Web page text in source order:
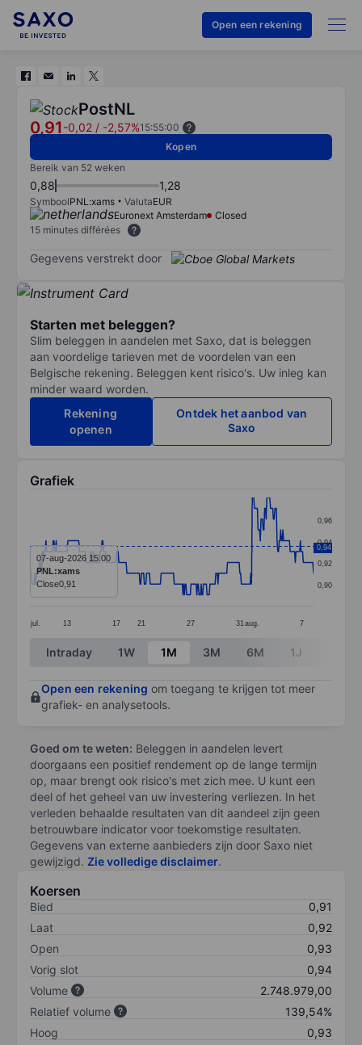
Open een rekening
PostNL
0,91-0,02 / -2,57%15:55:00
Kopen
Bereik van 52 weken
0,88 1,28
SymboolPNL:xams ValutaEUR
Euronext Amsterdam
Closed
15 minutes différées
Gegevens verstrekt door
Starten met beleggen?
Slim beleggen in aandelen met Saxo, dat is beleggen
aan voordelige tarieven met de voordelen van een
Belgische rekening. Beleggen kent risico's. Uw inleg kan
minder waard worden.
Rekening
openen
Ontdek het aanbod van
Saxo
Grafiek
Line chart with 390 data points.
The chart has 1 X axis displaying categories.
The chart has 1 Y axis displaying values. Data
jul. 13 17 21 27 31 aug. 7
0,90
0,92
0,94
0,96
0,94
07-aug-2026 15:00
PNL:xams
Close0,91
End of interactive chart.
Intraday 1W 1M 3M 6M 1J
Open een rekening om toegang te krijgen tot meer
grafiek- en analysetools.
Goed om te weten: Beleggen in aandelen levert
doorgaans een positief rendement op de lange termijn
op, maar brengt ook risico's met zich mee. U kunt een
deel of het geheel van uw investering verliezen. In het
verleden behaalde resultaten van dit aandeel zijn geen
betrouwbare indicator voor toekomstige resultaten.
Gegevens van externe aanbieders zijn door Saxo niet
gewijzigd. Zie volledige disclaimer.
Koersen
Bied
0,91
Laat
0,92
Open
0,93
Vorig slot
0,94
Volume
2.748.979,00
Relatief volume
139,54%
Hoog
0,93